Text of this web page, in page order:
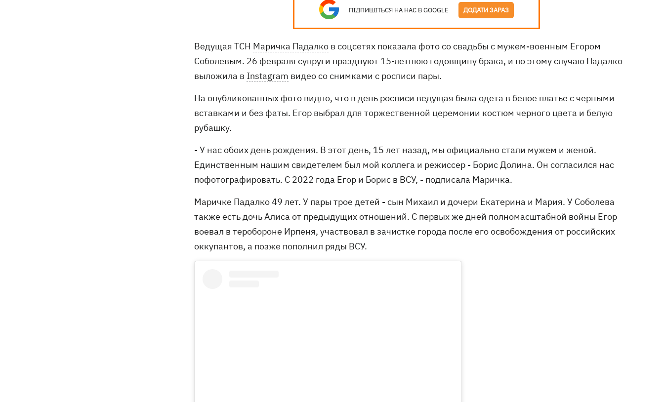
ПІДПИШІТЬСЯ НА НАС В GOOGLE ДОДАТИ ЗАРАЗ
Ведущая ТСН Маричка Падалко в соцсетях показала фото со свадьбы с мужем-военным Егором
Соболевым. 26 февраля супруги празднуют 15-летнюю годовщину брака, и по этому случаю Падалко
выложила в Instagram видео со снимками с росписи пары.
На опубликованных фото видно, что в день росписи ведущая была одета в белое платье с черными
вставками и без фаты. Егор выбрал для торжественной церемонии костюм черного цвета и белую
рубашку.
- У нас обоих день рождения. В этот день, 15 лет назад, мы официально стали мужем и женой.
Единственным нашим свидетелем был мой коллега и режиссер - Борис Долина. Он согласился нас
пофотографировать. С 2022 года Егор и Борис в ВСУ, - подписала Маричка.
Маричке Падалко 49 лет. У пары трое детей - сын Михаил и дочери Екатерина и Мария. У Соболева
также есть дочь Алиса от предыдущих отношений. C первых же дней полномасштабной войны Егор
воевал в теробороне Ирпеня, участвовал в зачистке города после его освобождения от российских
оккупантов, а позже пополнил ряды ВСУ.